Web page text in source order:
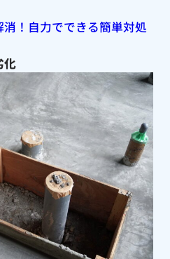
！自力でできる簡単対処
化